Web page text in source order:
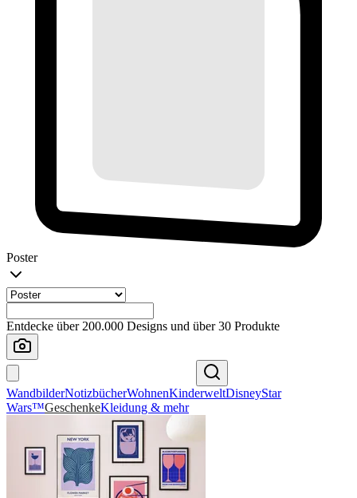
Poster
Entdecke über 200.000 Designs und über 30 Produkte
WandbilderNotizbücherWohnenKinderweltDisneyStar
Wars™GeschenkeKleidung & mehr